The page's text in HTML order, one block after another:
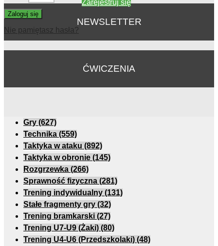
Zaloguj się
Nie pamiętasz hasła?
Zarejestruj się
NEWSLETTER
ĆWICZENIA
Gry (627)
Technika (559)
Taktyka w ataku (892)
Taktyka w obronie (145)
Rozgrzewka (266)
Sprawność fizyczna (281)
Trening indywidualny (131)
Stałe fragmenty gry (32)
Trening bramkarski (27)
Trening U7-U9 (Żaki) (80)
Trening U4-U6 (Przedszkolaki) (48)